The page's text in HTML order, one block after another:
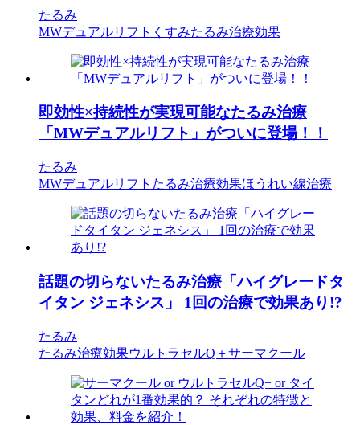
たるみ
MWデュアルリフト くすみたるみ治療効果
即効性×持続性が実現可能なたるみ治療
「MWデュアルリフト」がついに登場！！
たるみ
MWデュアルリフト たるみ治療効果ほうれい線治療
話題の切らないたるみ治療「ハイグレードタ
イタン ジェネシス」 1回の治療で効果あり!?
たるみ
たるみ治療効果ウルトラセルQ＋サーマクール